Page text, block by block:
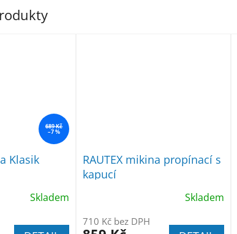
689 Kč
–7 %
Klasik
Skladem
RAUTEX mikina propínací s
kapucí
Skladem
710 Kč bez DPH